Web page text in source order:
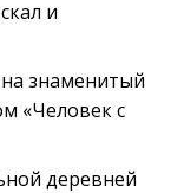
и
знаменитый
«Человек с
деревней